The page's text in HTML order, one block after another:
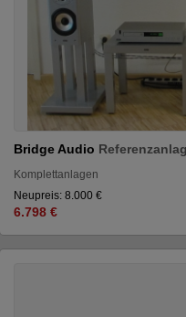
Bridge Audio
Komplettanlagen
Neupreis: 8.000 €
6.798 €